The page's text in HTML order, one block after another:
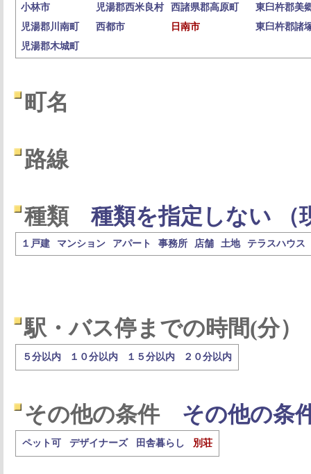
小林市
児湯郡西米良村 西諸県郡高原町
東臼杵郡美
児湯郡川南町
西都市 日南市
東臼杵郡諸
児湯郡木城町
町名
路線
種類 種類を指定しない （
１戸建 マンション アパート 事務所 店舗 土地 テラスハウス
駅・バス停までの時間(分）
５分以内 １０分以内 １５分以内 ２０分以内
その他の条件 その他の条
ペット可 デザイナーズ 田舎暮らし 別荘